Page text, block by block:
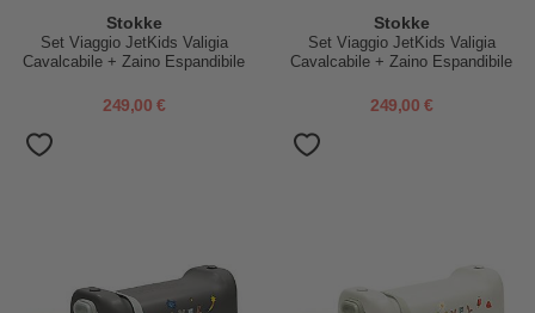
Stokke
Set Viaggio JetKids Valigia
Cavalcabile + Zaino Espandibile
249,00 €
Stokke
Set Viaggio JetKids Valigia
Cavalcabile + Zaino Espandibile
249,00 €